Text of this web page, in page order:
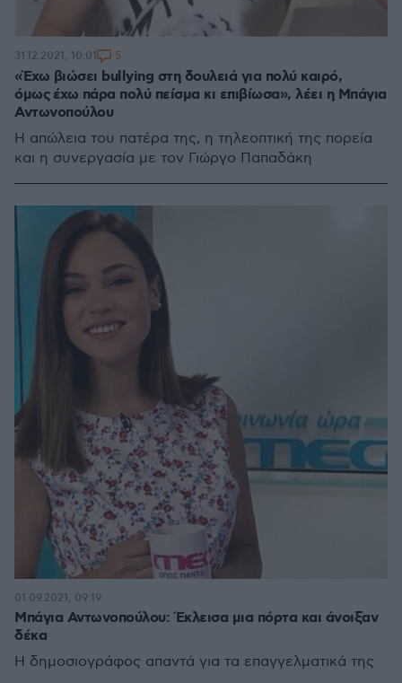
«Έχω βιώσει bullying στη δουλειά για πολύ καιρό,
όμως έχω πάρα πολύ πείσμα κι επιβίωσα», λέει η Μπάγια
Αντωνοπούλου
Η απώλεια του πατέρα της, η τηλεοπτική της πορεία
και η συνεργασία με τον Γιώργο Παπαδάκη
31.12.2021, 10:01 5
Μπάγια Αντωνοπούλου: Έκλεισα μια πόρτα και άνοιξαν
δέκα
Η δημοσιογράφος απαντά για τα επαγγελματικά της
01.09.2021, 09:19